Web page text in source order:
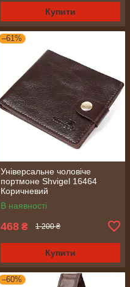
Купити
–61%
Універсальне чоловіче
портмоне Shvigel 16464
Коричневий
В наявності
468 ₴ 1 200 ₴
Купити
–60%